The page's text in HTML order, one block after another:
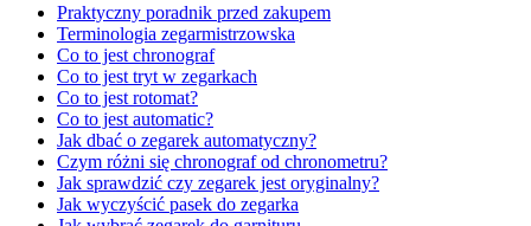
Praktyczny poradnik przed zakupem
Terminologia zegarmistrzowska
Co to jest chronograf
Co to jest tryt w zegarkach
Co to jest rotomat?
Co to jest automatic?
Jak dbać o zegarek automatyczny?
Czym różni się chronograf od chronometru?
Jak sprawdzić czy zegarek jest oryginalny?
Jak wyczyścić pasek do zegarka